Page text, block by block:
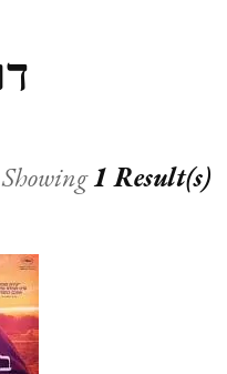
Showing1 Result(s)